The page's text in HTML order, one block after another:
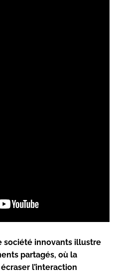
société innovants illustre
partagés, où la
l’interaction